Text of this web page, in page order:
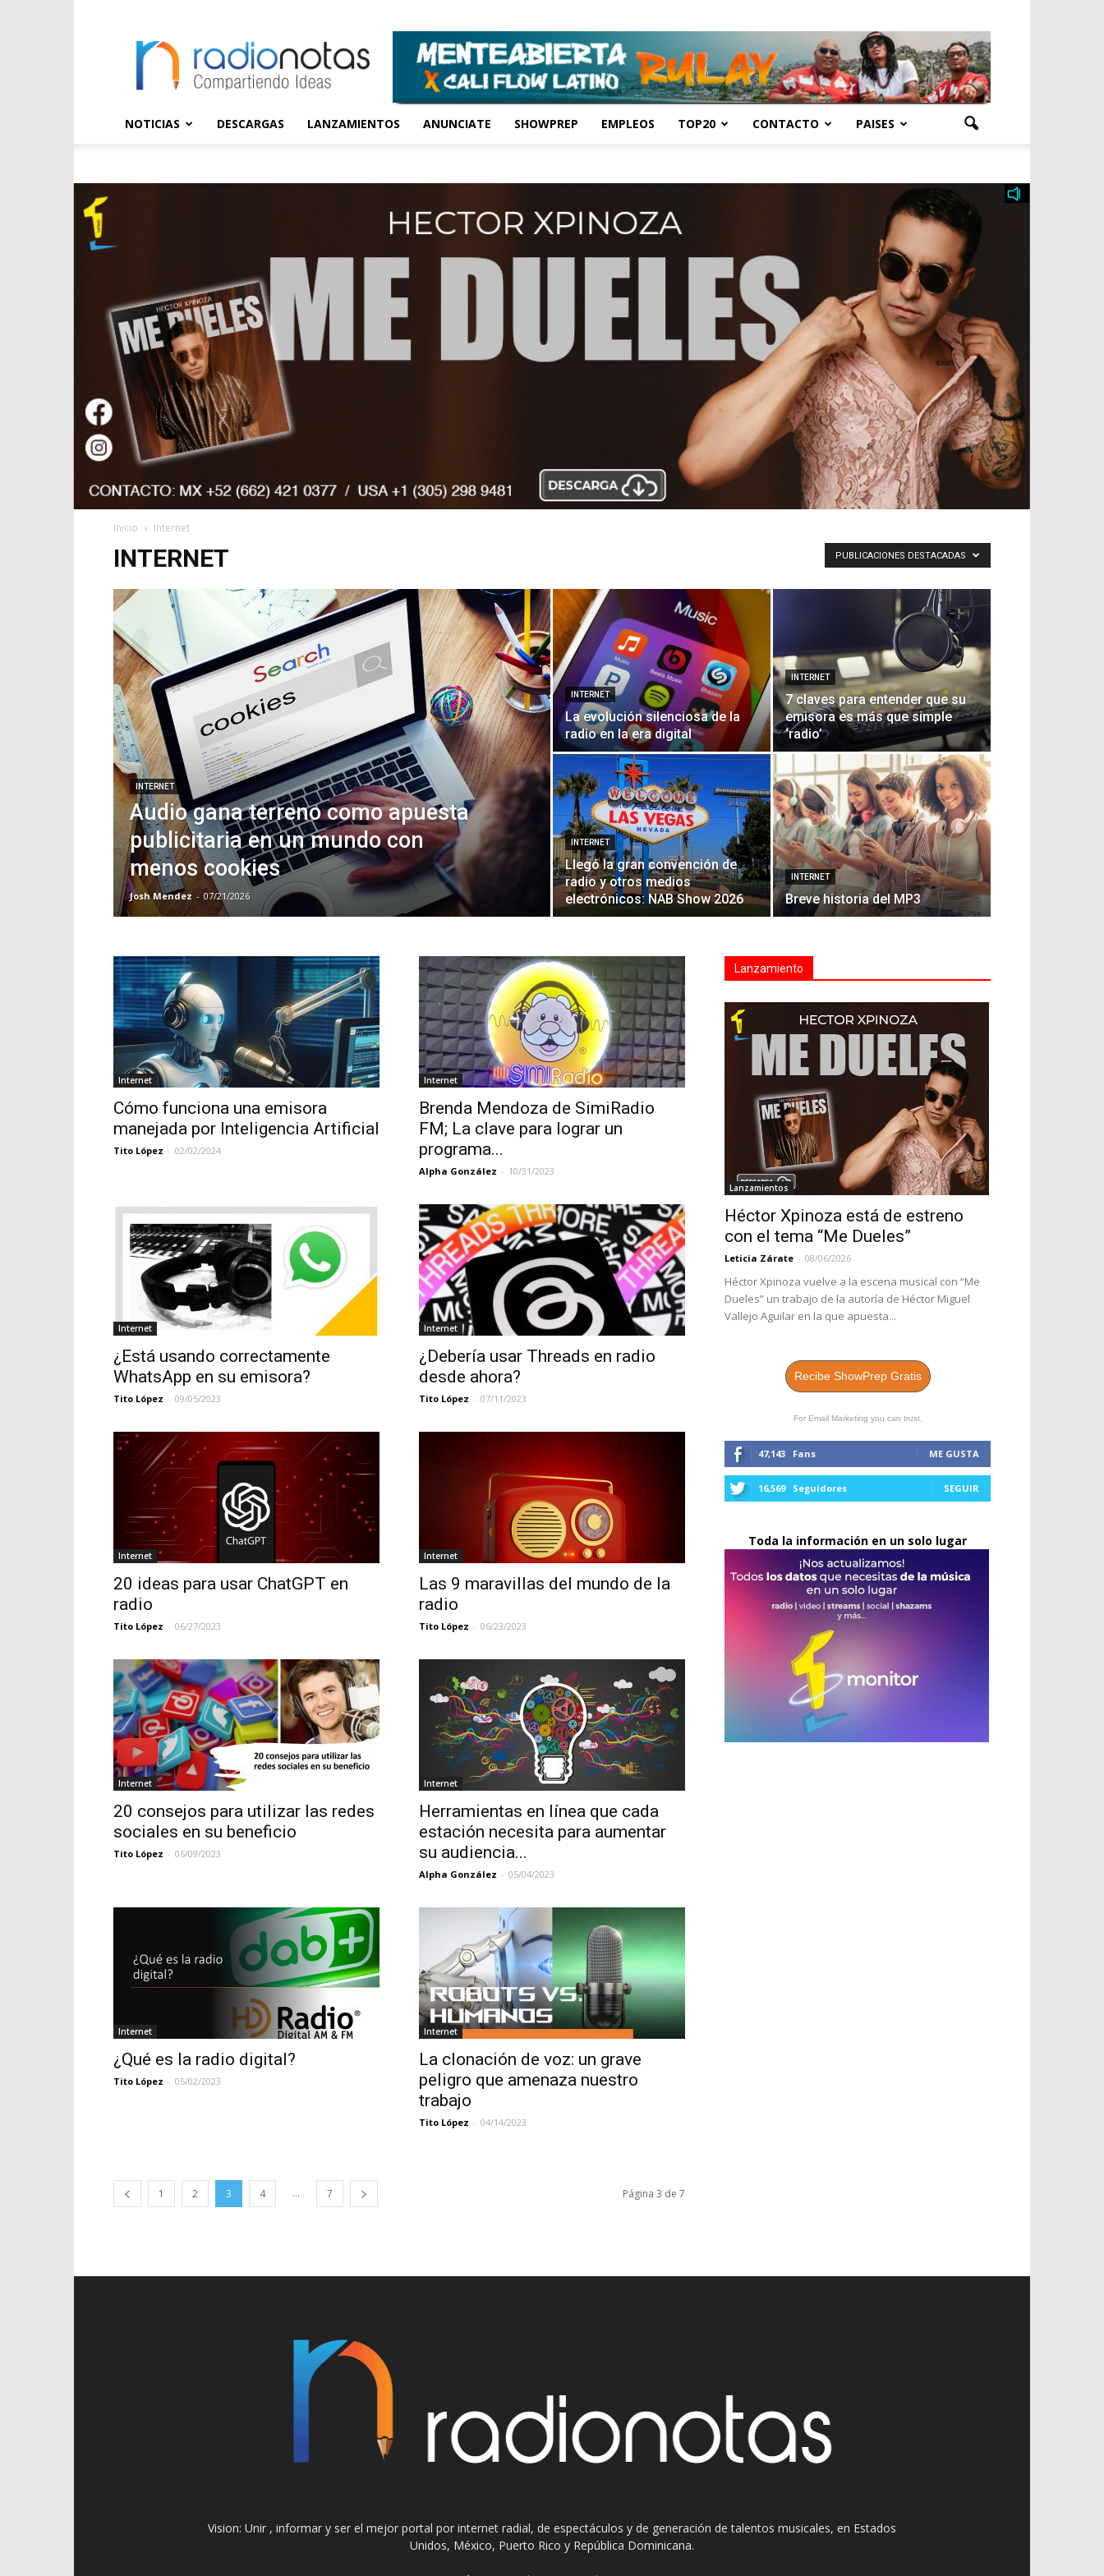
NOTICIAS DESCARGAS LANZAMIENTOS ANUNCIATE SHOWPREP EMPLEOS TOP20 CONTACTO PAISES
Inicio Internet
INTERNET PUBLICACIONES DESTACADAS
INTERNET
Audio gana terreno como apuesta
publicitaria en un mundo con
menos cookies
Josh Mendez - 07/21/2026
INTERNET
La evolución silenciosa de la
radio en la era digital
INTERNET
7 claves para entender que su
emisora es más que simple
‘radio’
INTERNET
Llegó la gran convención de
radio y otros medios
electrónicos: NAB Show 2026
INTERNET
Breve historia del MP3
Internet
Cómo funciona una emisora
manejada por Inteligencia Artificial
Tito López - 02/02/2024
Internet
Brenda Mendoza de SimiRadio
FM; La clave para lograr un
programa...
Alpha González - 10/31/2023
Internet
¿Está usando correctamente
WhatsApp en su emisora?
Tito López - 09/05/2023
Internet
¿Debería usar Threads en radio
desde ahora?
Tito López - 07/11/2023
Internet
20 ideas para usar ChatGPT en
radio
Tito López - 06/27/2023
Internet
Las 9 maravillas del mundo de la
radio
Tito López - 06/23/2023
Internet
20 consejos para utilizar las redes
sociales en su beneficio
Tito López - 05/09/2023
Internet
Herramientas en línea que cada
estación necesita para aumentar
su audiencia...
Alpha González - 05/04/2023
Internet
¿Qué es la radio digital?
Tito López - 05/02/2023
Internet
La clonación de voz: un grave
peligro que amenaza nuestro
trabajo
Tito López - 04/14/2023
1 2 3 4 ... 7 Página 3 de 7
Lanzamiento
Lanzamientos
Héctor Xpinoza está de estreno
con el tema “Me Dueles”
Leticia Zárate - 08/06/2026
Héctor Xpinoza vuelve a la escena musical con “Me
Dueles” un trabajo de la autoría de Héctor Miguel
Vallejo Aguilar en la que apuesta...
Recibe ShowPrep Gratis
For Email Marketing you can trust.
47,143 Fans ME GUSTA
16,569 Seguidores SEGUIR
Toda la información en un solo lugar
Vision: Unir , informar y ser el mejor portal por internet radial, de espectáculos y de generación de talentos musicales, en Estados
Unidos, México, Puerto Rico y República Dominicana.